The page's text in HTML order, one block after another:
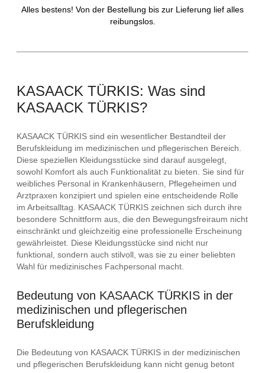
Alles bestens! Von der Bestellung bis zur Lieferung lief alles
reibungslos.
KASAACK TÜRKIS: Was sind
KASAACK TÜRKIS?
KASAACK TÜRKIS sind ein wesentlicher Bestandteil der
Berufskleidung im medizinischen und pflegerischen Bereich.
Diese speziellen Kleidungsstücke sind darauf ausgelegt,
sowohl Komfort als auch Funktionalität zu bieten. Sie sind für
weibliches Personal in Krankenhäusern, Pflegeheimen und
Arztpraxen konzipiert und spielen eine entscheidende Rolle
im Arbeitsalltag. KASAACK TÜRKIS zeichnen sich durch ihre
besondere Schnittform aus, die den Bewegungsfreiraum nicht
einschränkt und gleichzeitig eine professionelle Erscheinung
gewährleistet. Diese Kleidungsstücke sind nicht nur
funktional, sondern auch stilvoll, was sie zu einer beliebten
Wahl für medizinisches Fachpersonal macht.
Bedeutung von KASAACK TÜRKIS in der
medizinischen und pflegerischen
Berufskleidung
Die Bedeutung von KASAACK TÜRKIS in der medizinischen
und pflegerischen Berufskleidung kann nicht genug betont